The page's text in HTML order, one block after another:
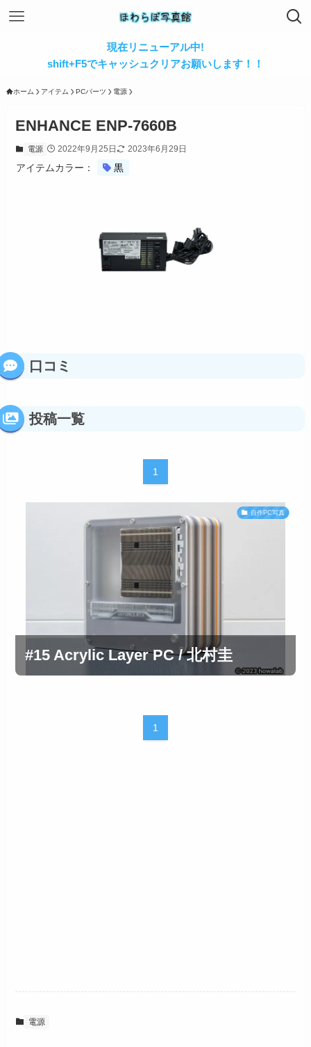
現在リニューアル中!
shift+F5でキャッシュクリアお願いします！！
ホーム アイテム PCパーツ 電源
ENHANCE ENP-7660B
電源 2022年9月25日 2023年6月29日
アイテムカラー： 黒
口コミ
投稿一覧
1
自作PC写真
#15 Acrylic Layer PC / 北村圭
1
電源